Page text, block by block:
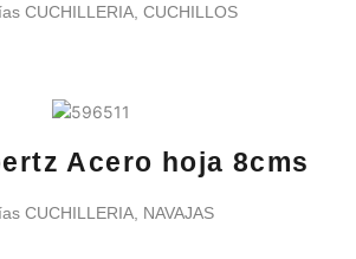
CUCHILLERIA CUCHILLOS
Acero hoja 8cms
CUCHILLERIA, NAVAJAS